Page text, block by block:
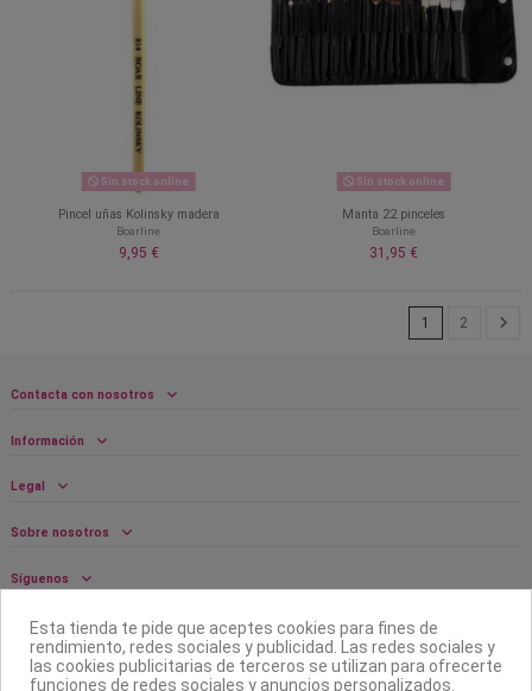
Sin stock online
Pincel uñas Kolinsky madera
Boarline
9,95 €
Sin stock online
Manta 22 pinceles
Boarline
31,95 €
1 2
Contacta con nosotros
Información
Legal
Sobre nosotros
Síguenos
Boletín
Esta tienda te pide que aceptes cookies para fines de
rendimiento, redes sociales y publicidad. Las redes sociales y
las cookies publicitarias de terceros se utilizan para ofrecerte
funciones de redes sociales y anuncios personalizados.